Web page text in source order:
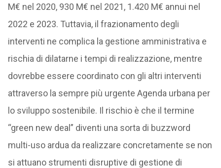
M€ nel 2020, 930 M€ nel 2021, 1.420 M€ annui nel
2022 e 2023. Tuttavia, il frazionamento degli
interventi ne complica la gestione amministrativa e
rischia di dilatarne i tempi di realizzazione, mentre
dovrebbe essere coordinato con gli altri interventi
attraverso la sempre più urgente Agenda urbana per
lo sviluppo sostenibile. Il rischio è che il termine
“green new deal” diventi una sorta di buzzword
multi-uso ardua da realizzare concretamente se non
si attuano strumenti disruptive di gestione di